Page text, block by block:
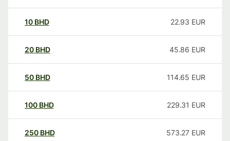
10 BHD 22.93 EUR
20 BHD 45.86 EUR
50 BHD 114.65 EUR
100 BHD 229.31 EUR
250 BHD 573.27 EUR